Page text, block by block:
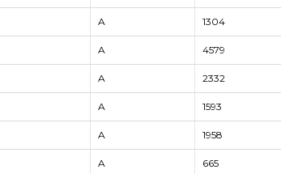
A 1304
A 4579
A 2332
A 1593
A 1958
A 665